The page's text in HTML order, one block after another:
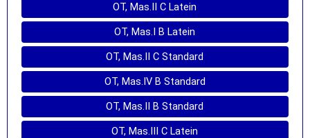
OT, Mas.II C Latein
OT, Mas.I B Latein
OT, Mas.II C Standard
OT, Mas.IV B Standard
OT, Mas.II B Standard
OT, Mas.III C Latein